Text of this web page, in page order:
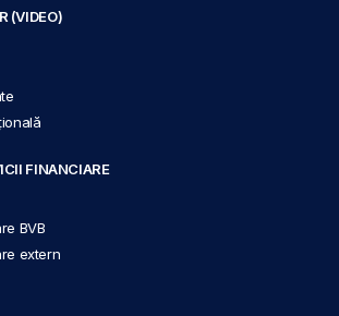
(VIDEO)
FINANCIARE
BVB
extern